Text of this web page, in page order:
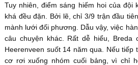
Tuy nhiên, điểm sáng hiếm hoi của đội
khá đều đặn. Bởi lẽ, chỉ 3/9 trận đầu
mành lưới đối phương. Dẫu vậy, việc
câu chuyện khác. Rất dễ hiểu, Breda
Heerenveen suốt 14 năm qua. Nếu tiếp
cơ rơi xuống nhóm cuối bảng, vì chỉ